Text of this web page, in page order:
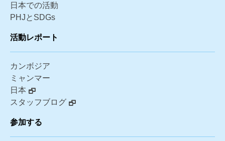
日本での活動
PHJとSDGs
活動レポート
カンボジア
ミャンマー
日本
スタッフブログ
参加する